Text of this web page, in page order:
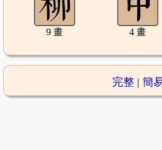
9 畫 4 畫
完整| 簡